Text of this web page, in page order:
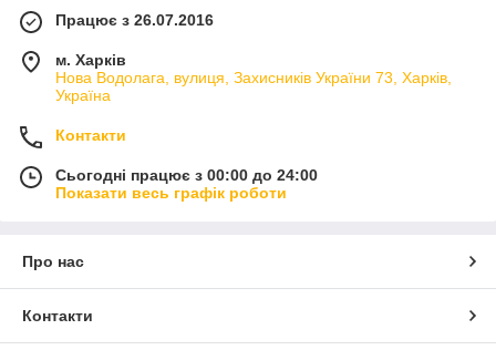
Працює з 26.07.2016
м. Харків
Нова Водолага, вулиця, Захисників України 73, Харків,
Україна
Контакти
Сьогодні працює з 00:00 до 24:00
Показати весь графік роботи
Про нас
Контакти